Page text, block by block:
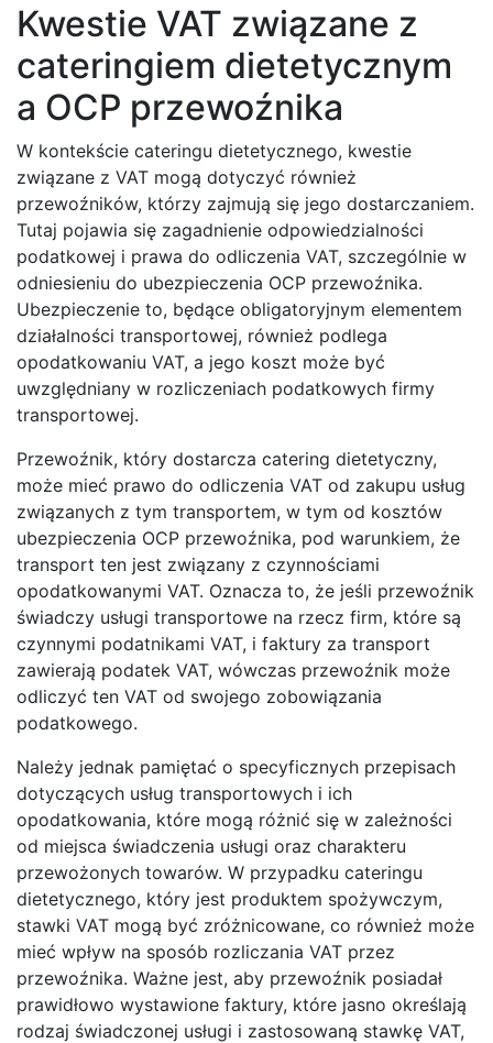
Kwestie VAT związane z
cateringiem dietetycznym
a OCP przewoźnika
W kontekście cateringu dietetycznego, kwestie
związane z VAT mogą dotyczyć również
przewoźników, którzy zajmują się jego dostarczaniem.
Tutaj pojawia się zagadnienie odpowiedzialności
podatkowej i prawa do odliczenia VAT, szczególnie w
odniesieniu do ubezpieczenia OCP przewoźnika.
Ubezpieczenie to, będące obligatoryjnym elementem
działalności transportowej, również podlega
opodatkowaniu VAT, a jego koszt może być
uwzględniany w rozliczeniach podatkowych firmy
transportowej.
Przewoźnik, który dostarcza catering dietetyczny,
może mieć prawo do odliczenia VAT od zakupu usług
związanych z tym transportem, w tym od kosztów
ubezpieczenia OCP przewoźnika, pod warunkiem, że
transport ten jest związany z czynnościami
opodatkowanymi VAT. Oznacza to, że jeśli przewoźnik
świadczy usługi transportowe na rzecz firm, które są
czynnymi podatnikami VAT, i faktury za transport
zawierają podatek VAT, wówczas przewoźnik może
odliczyć ten VAT od swojego zobowiązania
podatkowego.
Należy jednak pamiętać o specyficznych przepisach
dotyczących usług transportowych i ich
opodatkowania, które mogą różnić się w zależności
od miejsca świadczenia usługi oraz charakteru
przewożonych towarów. W przypadku cateringu
dietetycznego, który jest produktem spożywczym,
stawki VAT mogą być zróżnicowane, co również może
mieć wpływ na sposób rozliczania VAT przez
przewoźnika. Ważne jest, aby przewoźnik posiadał
prawidłowo wystawione faktury, które jasno określają
rodzaj świadczonej usługi i zastosowaną stawkę VAT,